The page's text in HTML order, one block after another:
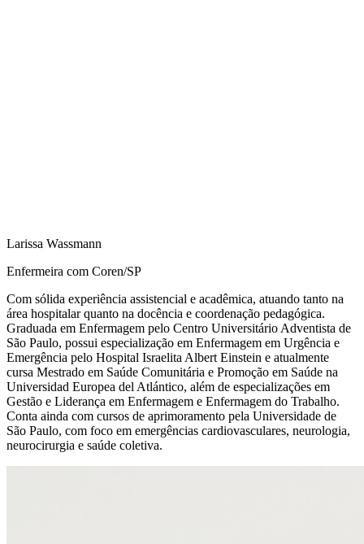
Larissa Wassmann
Enfermeira com Coren/SP
Com sólida experiência assistencial e acadêmica, atuando tanto na
área hospitalar quanto na docência e coordenação pedagógica.
Graduada em Enfermagem pelo Centro Universitário Adventista de
São Paulo, possui especialização em Enfermagem em Urgência e
Emergência pelo Hospital Israelita Albert Einstein e atualmente
cursa Mestrado em Saúde Comunitária e Promoção em Saúde na
Universidad Europea del Atlántico, além de especializações em
Gestão e Liderança em Enfermagem e Enfermagem do Trabalho.
Conta ainda com cursos de aprimoramento pela Universidade de
São Paulo, com foco em emergências cardiovasculares, neurologia,
neurocirurgia e saúde coletiva.